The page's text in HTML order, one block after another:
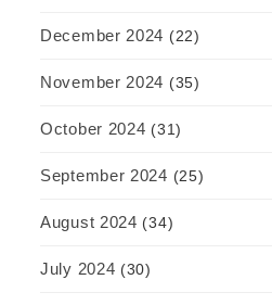
December 2024 (22)
November 2024 (35)
October 2024 (31)
September 2024 (25)
August 2024 (34)
July 2024 (30)